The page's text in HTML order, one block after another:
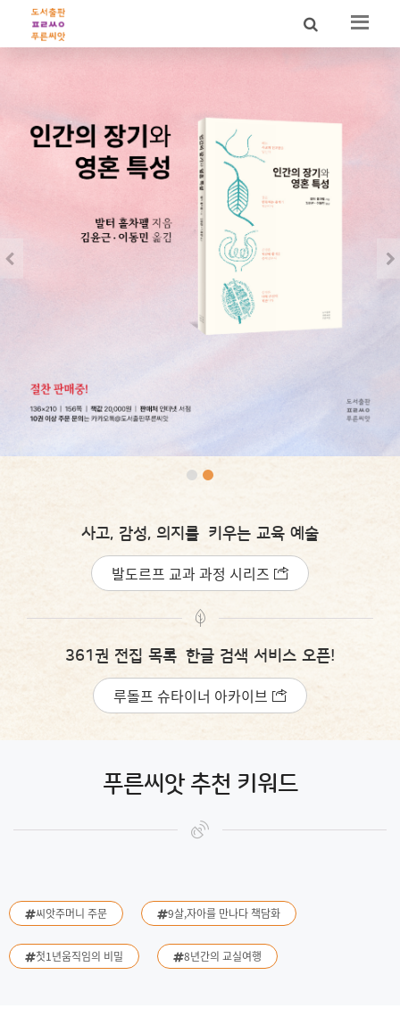
사고, 감성, 의지를 키우는 교육 예술
발도르프 교과 과정 시리즈
361권 전집 목록 한글 검색 서비스 오픈!
루돌프 슈타이너 아카이브
푸른씨앗 추천 키워드
씨앗주머니 주문 9살,자아를 만나다 책담화
첫1년움직임의 비밀 8년간의 교실여행